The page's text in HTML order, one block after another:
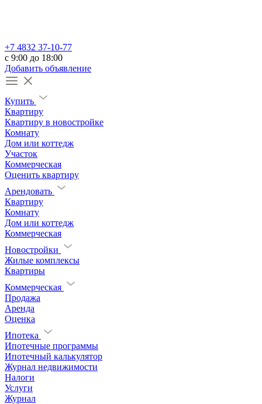
+7 4832 37-10-77
c 9:00 до 18:00
Добавить объявление
Купить
Квартиру
Квартиру в новостройке
Комнату
Дом или коттедж
Участок
Коммерческая
Оценить квартиру
Арендовать
Квартиру
Комнату
Дом или коттедж
Коммерческая
Новостройки
Жилые комплексы
Квартиры
Коммерческая
Продажа
Аренда
Оценка
Ипотека
Ипотечные программы
Ипотечный калькулятор
Журнал недвижимости
Налоги
Услуги
Журнал